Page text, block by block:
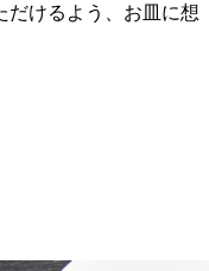
だけるよう、お皿に想